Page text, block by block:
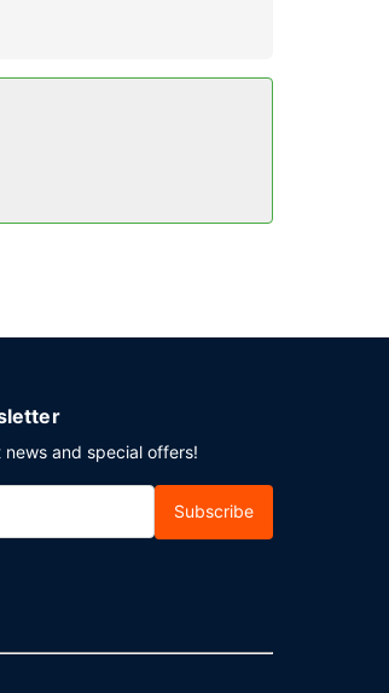
обслуживание номеров.
дням с 4:00 до 9:00, по
and special offers!
Subscribe